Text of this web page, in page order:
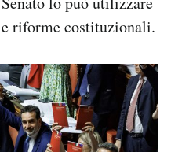
riforme costituzionali.